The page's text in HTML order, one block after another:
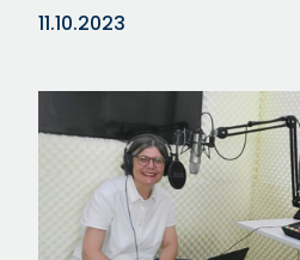
11.10.2023